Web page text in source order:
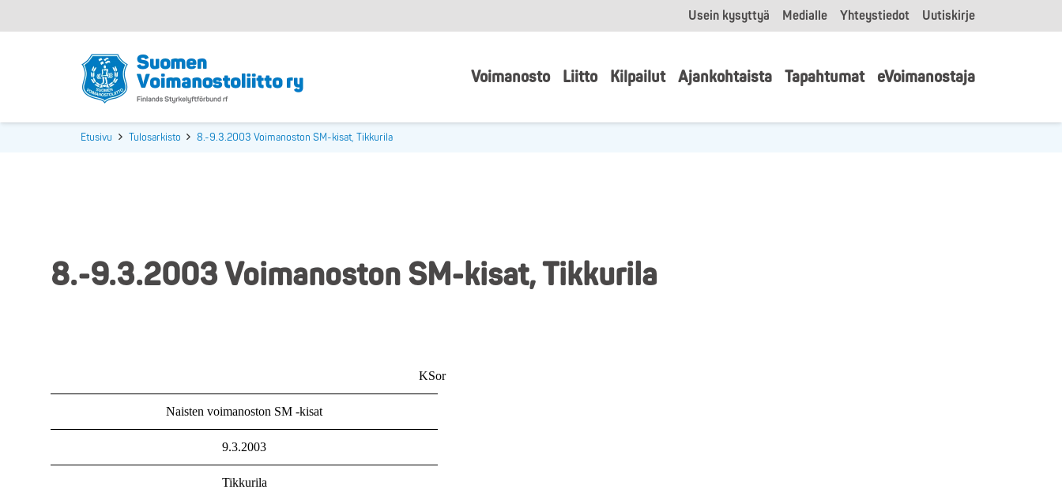
Usein kysyttyä Medialle Yhteystiedot Uutiskirje
Voimanosto Liitto Kilpailut Ajankohtaista Tapahtumat eVoimanostaja
Etusivu Tulosarkisto 8.-9.3.2003 Voimanoston SM-kisat, Tikkurila
8.-9.3.2003 Voimanoston SM-kisat, Tikkurila
KSor
Naisten voimanoston SM -kisat
9.3.2003
Tikkurila